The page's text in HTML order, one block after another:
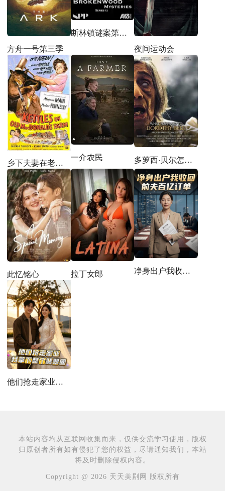
方舟一号第三季
断林镇谜案第十二季
夜间运动会
乡下夫妻在老麦农场 一介农民 多萝西·贝尔怎么了？
此忆铭心 拉丁女郎 净身出户我收回前夫百亿订单
他们抢走家业，我拿下整个翡翠圈
本站内容均从互联网收集而来，仅供交流学习使用，版权
归原创者所有如有侵犯了您的权益，尽请通知我们，本站
将及时删除侵权内容。
Copyright @ 2026 天天美剧网 版权所有